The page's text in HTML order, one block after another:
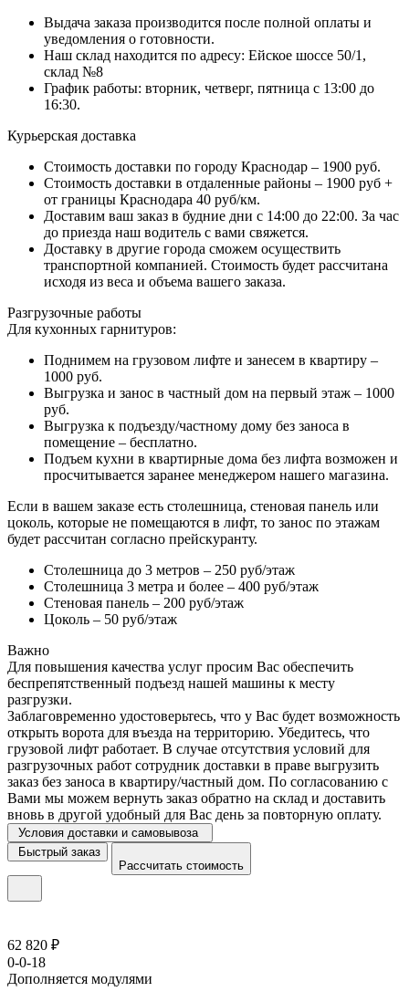
Выдача заказа производится после полной оплаты и
уведомления о готовности.
Наш склад находится по адресу: Ейское шоссе 50/1,
склад №8
График работы: вторник, четверг, пятница с 13:00 до
16:30.
Курьерская доставка
Стоимость доставки по городу Краснодар – 1900 руб.
Стоимость доставки в отдаленные районы – 1900 руб +
от границы Краснодара 40 руб/км.
Доставим ваш заказ в будние дни с 14:00 до 22:00. За час
до приезда наш водитель с вами свяжется.
Доставку в другие города сможем осуществить
транспортной компанией. Стоимость будет рассчитана
исходя из веса и объема вашего заказа.
Разгрузочные работы
Для кухонных гарнитуров:
Поднимем на грузовом лифте и занесем в квартиру –
1000 руб.
Выгрузка и занос в частный дом на первый этаж – 1000
руб.
Выгрузка к подъезду/частному дому без заноса в
помещение – бесплатно.
Подъем кухни в квартирные дома без лифта возможен и
просчитывается заранее менеджером нашего магазина.
Если в вашем заказе есть столешница, стеновая панель или
цоколь, которые не помещаются в лифт, то занос по этажам
будет рассчитан согласно прейскуранту.
Столешница до 3 метров – 250 руб/этаж
Столешница 3 метра и более – 400 руб/этаж
Стеновая панель – 200 руб/этаж
Цоколь – 50 руб/этаж
Важно
Для повышения качества услуг просим Вас обеспечить
беспрепятственный подъезд нашей машины к месту
разгрузки.
Заблаговременно удостоверьтесь, что у Вас будет возможность
открыть ворота для въезда на территорию. Убедитесь, что
грузовой лифт работает. В случае отсутствия условий для
разгрузочных работ сотрудник доставки в праве выгрузить
заказ без заноса в квартиру/частный дом. По согласованию с
Вами мы можем вернуть заказ обратно на склад и доставить
вновь в другой удобный для Вас день за повторную оплату.
Условия доставки и самовывоза
Быстрый заказ
Рассчитать стоимость
62 820 ₽
0-0-18
Дополняется модулями